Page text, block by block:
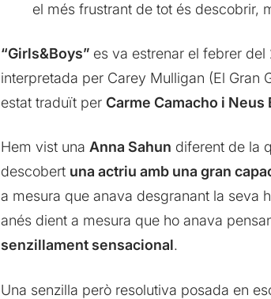
el més frustrant de tot és descobrir,
“Girls&Boys” es va estrenar el febrer
interpretada per Carey Mulligan (El Gran
estat traduït per Carme Camacho i Neus
Hem vist una Anna Sahun diferent de la
descobert una actriu amb una gran
a mesura que anava desgranant la seva
anés dient a mesura que ho anava
senzillament sensacional.
Una senzilla però resolutiva posada en